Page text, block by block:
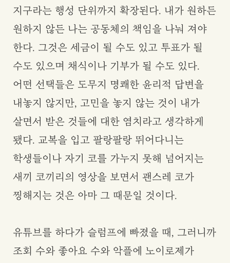
지구라는 행성 단위까지 확장된다. 내가 원하든
원하지 않든 나는 공동체의 책임을 나눠 져야
한다. 그것은 세금이 될 수도 있고 투표가 될
수도 있으며 채식이나 기부가 될 수도 있다.
어떤 선택들은 도무지 명쾌한 윤리적 답변을
내놓지 않지만, 고민을 놓지 않는 것이 내가
살면서 받은 것들에 대한 염치라고 생각하게
됐다. 교복을 입고 팔랑팔랑 뛰어다니는
학생들이나 자기 코를 가누지 못해 넘어지는
새끼 코끼리의 영상을 보면서 괜스레 코가
찡해지는 것은 아마 그 때문일 것이다.
유튜브를 하다가 슬럼프에 빠졌을 때, 그러니까
조회 수와 좋아요 수와 악플에 노이로제가